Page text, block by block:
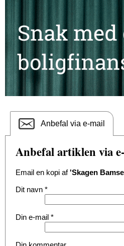
Anbefal via e-mail
Anbefal artiklen via
Email en kopi af'Skagen
Dit navn *
Din e-mail *